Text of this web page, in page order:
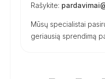
Rašykite:
Mūsų specialistai
geriausią sprendimą